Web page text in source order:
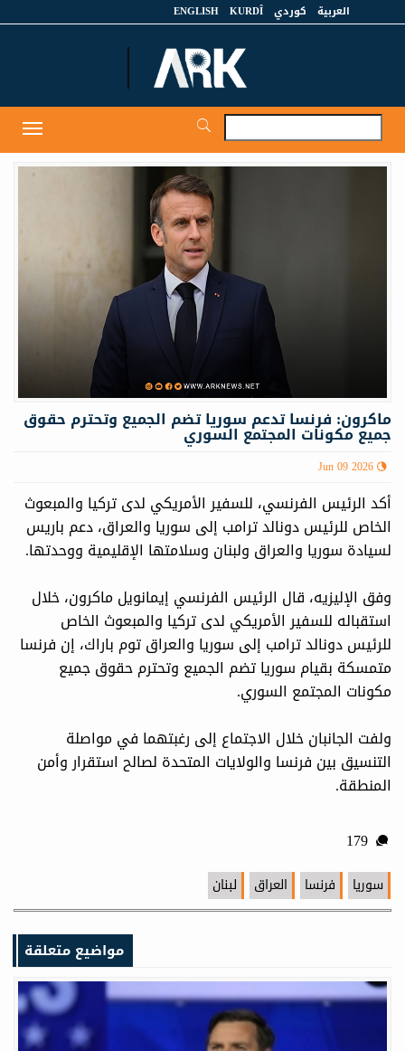
العربية كوردي KURDÎ
ENGLISH
ماكرون: فرنسا تدعم سوريا تضم الجميع وتحترم حقوق
جميع مكونات المجتمع السوري
Jun 09 2026
أكد الرئيس الفرنسي، للسفير الأمريكي لدى تركيا والمبعوث
الخاص للرئيس دونالد ترامب إلى سوريا والعراق، دعم باريس
لسيادة سوريا والعراق ولبنان وسلامتها الإقليمية ووحدتها.
وفق الإليزيه، قال الرئيس الفرنسي إيمانويل ماكرون، خلال
استقباله للسفير الأمريكي لدى تركيا والمبعوث الخاص
للرئيس دونالد ترامب إلى سوريا والعراق توم باراك، إن فرنسا
متمسكة بقيام سوريا تضم الجميع وتحترم حقوق جميع
مكونات المجتمع السوري.
ولفت الجانبان خلال الاجتماع إلى رغبتهما في مواصلة
التنسيق بين فرنسا والولايات المتحدة لصالح استقرار وأمن
المنطقة.
سوريا فرنسا العراق لبنان
مواضيع متعلقة